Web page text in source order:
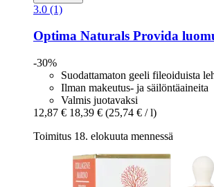
3.0 (1)
Optima Naturals Provida
-30%
Suodattamaton geeli fileoiduista
Ilman makeutus- ja säilöntäaineita
Valmis juotavaksi
12,87 € 18,39 € (25,74 € / l)
Toimitus 18. elokuuta mennessä